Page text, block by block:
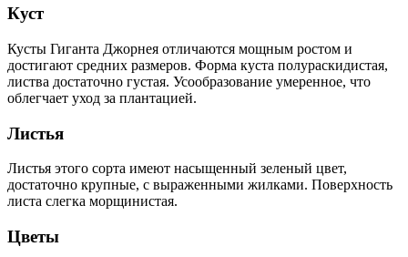
Куст
Кусты Гиганта Джорнея отличаются мощным ростом и
достигают средних размеров. Форма куста полураскидистая,
листва достаточно густая. Усообразование умеренное, что
облегчает уход за плантацией.
Листья
Листья этого сорта имеют насыщенный зеленый цвет,
достаточно крупные, с выраженными жилками. Поверхность
листа слегка морщинистая.
Цветы